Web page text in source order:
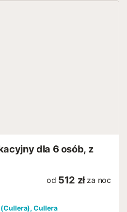
dla 6 osób, z
od 512 zł za noc
Cullera